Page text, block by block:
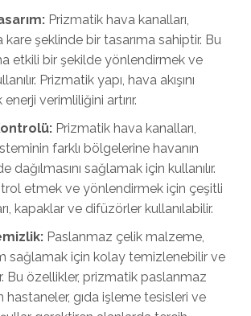
Prizmatik hava kanalları,
şeklinde bir tasarıma sahiptir. Bu
etkili bir şekilde yönlendirmek ve
Prizmatik yapı, hava akışını
verimliliğini artırır.
Prizmatik hava kanalları,
farklı bölgelerine havanın
dağılmasını sağlamak için kullanılır.
etmek ve yönlendirmek için çeşitli
kapaklar ve difüzörler kullanılabilir.
Paslanmaz çelik malzeme,
sağlamak için kolay temizlenebilir ve
Bu özellikler, prizmatik paslanmaz
hastaneler, gıda işleme tesisleri ve